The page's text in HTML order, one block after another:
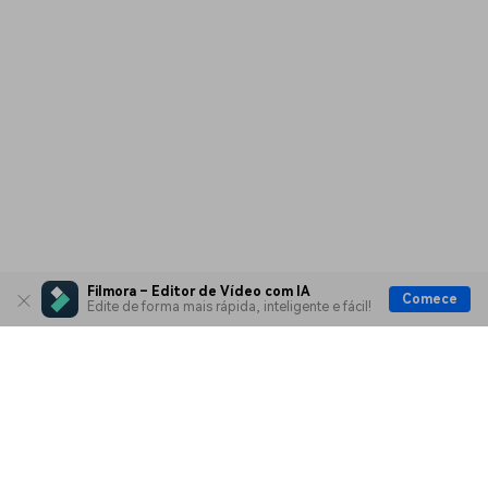
Filmora – Editor de Vídeo com IA
Edite de forma mais rápida, inteligente e fácil!
Comece